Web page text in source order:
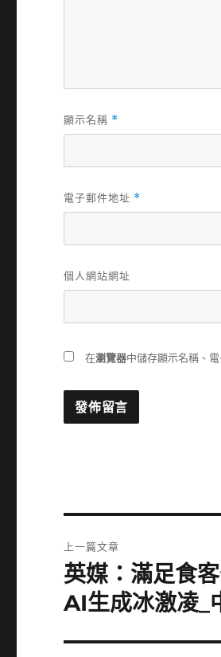
顯示名稱 *
電子郵件地址 *
個人網站網址
在瀏覽器中儲存顯示名稱、
章
導
上一篇文章
上
一
篇
文
英媒：滿足食
AI生成冰激凌_